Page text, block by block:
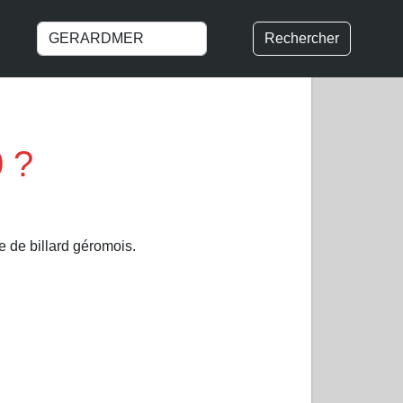
Rechercher
?
de billard géromois.